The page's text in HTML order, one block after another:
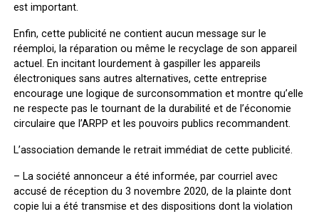
est important.
Enfin, cette publicité ne contient aucun message sur le
réemploi, la réparation ou même le recyclage de son appareil
actuel. En incitant lourdement à gaspiller les appareils
électroniques sans autres alternatives, cette entreprise
encourage une logique de surconsommation et montre qu’elle
ne respecte pas le tournant de la durabilité et de l’économie
circulaire que l’ARPP et les pouvoirs publics recommandent.
L’association demande le retrait immédiat de cette publicité.
– La société annonceura été informée, par courriel avec
accusé de réception du 3 novembre 2020, de la plainte dont
copie lui a été transmise et des dispositions dont la violation